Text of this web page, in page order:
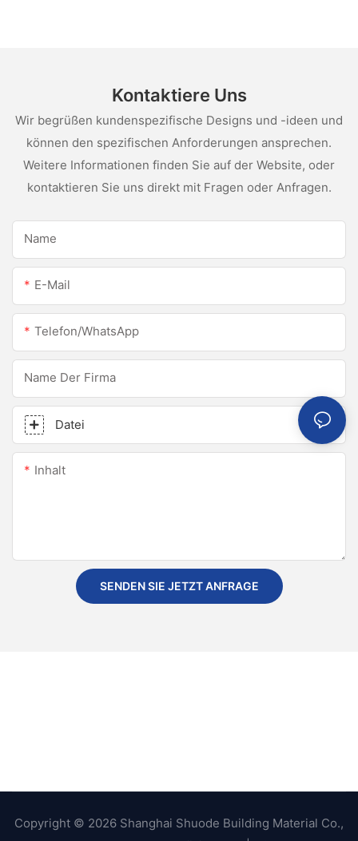
Kontaktiere Uns
Wir begrüßen kundenspezifische Designs und -ideen und
können den spezifischen Anforderungen ansprechen.
Weitere Informationen finden Sie auf der Website, oder
kontaktieren Sie uns direkt mit Fragen oder Anfragen.
Name
E-Mail
Telefon/WhatsApp
Name Der Firma
Datei
Inhalt
SENDEN SIE JETZT ANFRAGE
Copyright © 2026 Shanghai Shuode Building Material Co.,